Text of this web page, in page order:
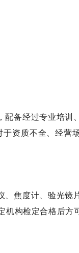
备经过专业培训
资质不全、经营
焦度计、验光镜
机构检定合格后方